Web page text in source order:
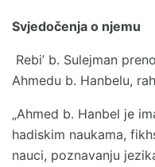
Svjedočenja o njemu
Rebi’ b. Sulejman
Ahmedu b. Hanbelu,
„Ahmed b. Hanbel je
hadiskim naukama,
nauci, poznavanju